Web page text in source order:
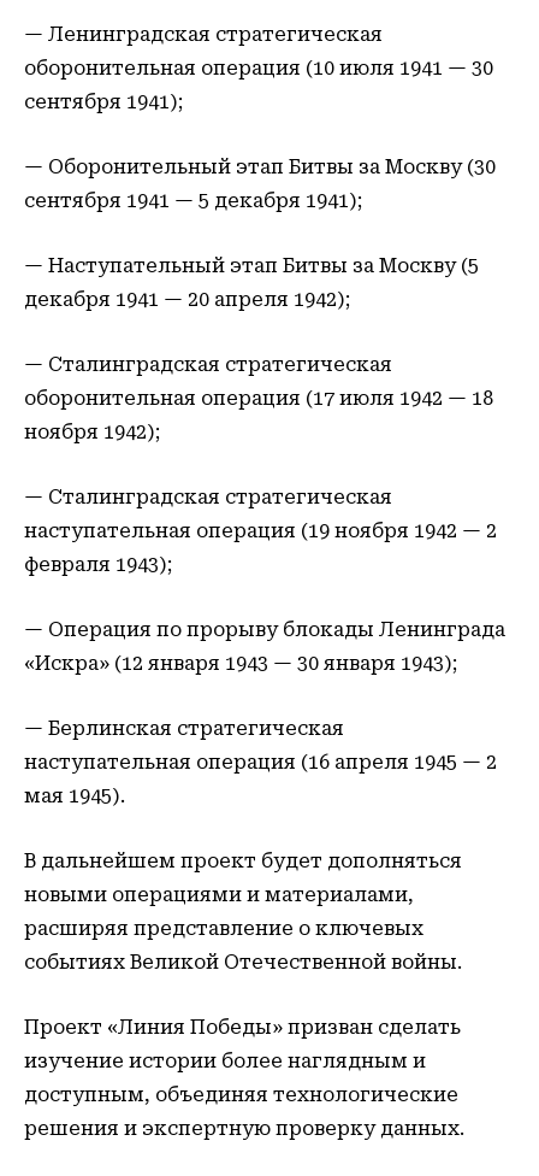
— Ленинградская стратегическая
оборонительная операция (10 июля 1941 — 30
сентября 1941);
— Оборонительный этап Битвы за Москву (30
сентября 1941 — 5 декабря 1941);
— Наступательный этап Битвы за Москву (5
декабря 1941 — 20 апреля 1942);
— Сталинградская стратегическая
оборонительная операция (17 июля 1942 — 18
ноября 1942);
— Сталинградская стратегическая
наступательная операция (19 ноября 1942 — 2
февраля 1943);
— Операция по прорыву блокады Ленинграда
«Искра» (12 января 1943 — 30 января 1943);
— Берлинская стратегическая
наступательная операция (16 апреля 1945 — 2
мая 1945).
В дальнейшем проект будет дополняться
новыми операциями и материалами,
расширяя представление о ключевых
событиях Великой Отечественной войны.
Проект «Линия Победы» призван сделать
изучение истории более наглядным и
доступным, объединяя технологические
решения и экспертную проверку данных.